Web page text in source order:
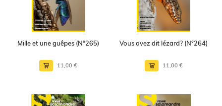
Mille et une guêpes (N°265)
11,00 €
Vous avez dit lézard? (N°264)
11,00 €